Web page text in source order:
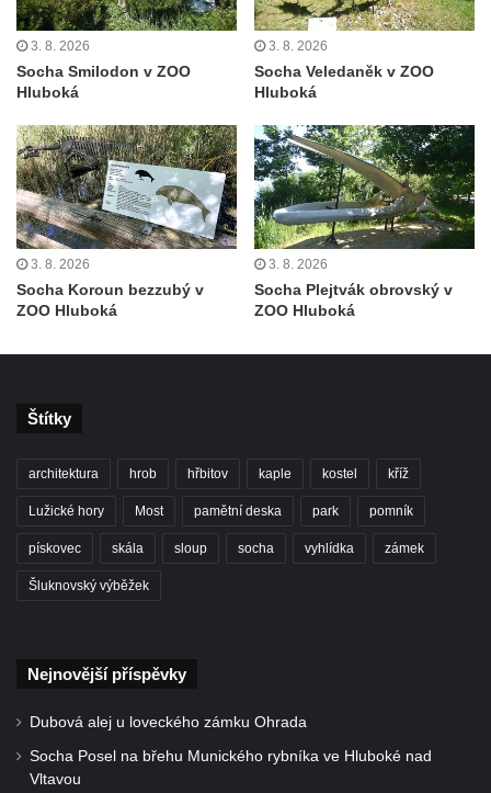
východně od Srbské Kamenice
Busta Jana Amose Komenského na domě
čp. 37 v Račicích
Československé armády v Teplicích
Socha Medvídě v Tierpark Chemnitz
Sochy Ležící žena v Tierpark Chemnitz
Sochy Ptáci v Tierpark Chemnitz
Socha Skupina jeřábů v Tierpark Chemnitz
Socha Panter v ZOO Leipzig
Busta Karla Maxe Schneidera v ZOO
Leipzig
v ZOO Dresden
Socha slona v ZOO Dresden
Socha Faun s medvíďaty v ZOO Dresden
3. 8. 2026
Socha Smilodon v ZOO
Hluboká
3. 8. 2026
Socha Veledaněk v ZOO
Hluboká
3. 8. 2026
Socha Koroun bezzubý v
ZOO Hluboká
3. 8. 2026
Socha Plejtvák obrovský v
ZOO Hluboká
Štítky
architektura hrob hřbitov kaple kostel kříž
Lužické hory Most pamětní deska park pomník
pískovec skála sloup socha vyhlídka zámek
Šluknovský výběžek
Nejnovější příspěvky
Dubová alej u loveckého zámku Ohrada
Socha Posel na břehu Munického rybníka ve Hluboké nad
Vltavou